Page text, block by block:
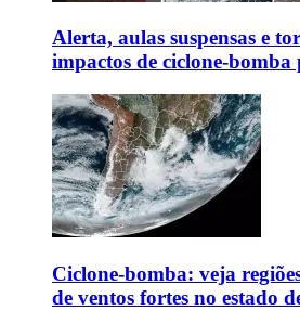
Alerta, aulas suspensas e
impactos de ciclone-bomba
Ciclone-bomba: veja
de ventos fortes no estado